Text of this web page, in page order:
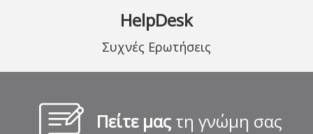
HelpDesk
Συχνές Ερωτήσεις
Πείτε μας τη γνώμη σας